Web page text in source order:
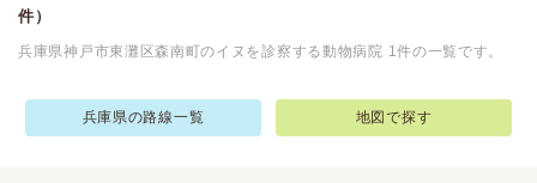
件）
兵庫県神戸市東灘区森南町のイヌを診察する動物病院 1件の一覧です。
兵庫県の路線一覧 地図で探す